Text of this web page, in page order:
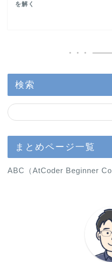
を解く
検索
まとめページ一覧
ABC（AtCoder Beginner